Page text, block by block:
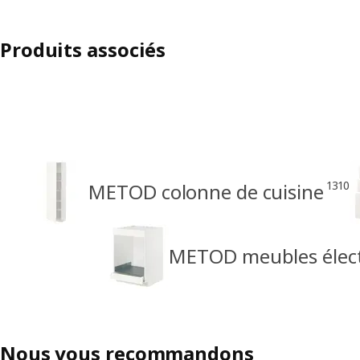
Produits associés
METOD colonne de cuisine 1310
METOD meubles
Nous vous recommandons